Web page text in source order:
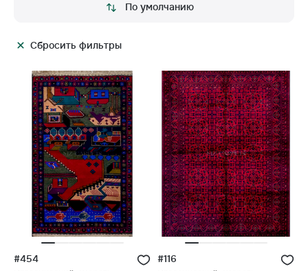
Сбросить фильтры
По умолчанию
#454 #116